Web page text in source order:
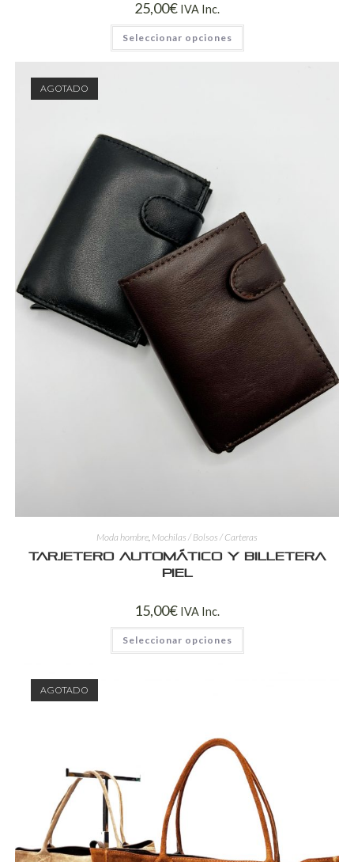
25,00€ IVA Inc.
Seleccionar opciones
AGOTADO
Moda hombre Mochilas / Bolsos / Carteras
Tarjetero Automático y Billetera
Piel
15,00€ IVA Inc.
Seleccionar opciones
AGOTADO